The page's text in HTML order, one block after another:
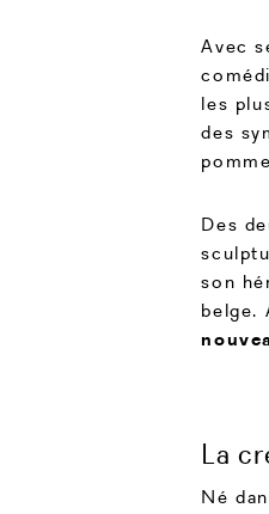
Avec
les
des
Des
son
belge.
La
Né